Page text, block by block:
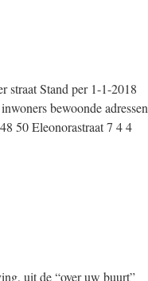
straat Stand per 1-1-2018
bewoonde adressen
50 Eleonorastraat 7 4 4
uit de “over uw buurt”